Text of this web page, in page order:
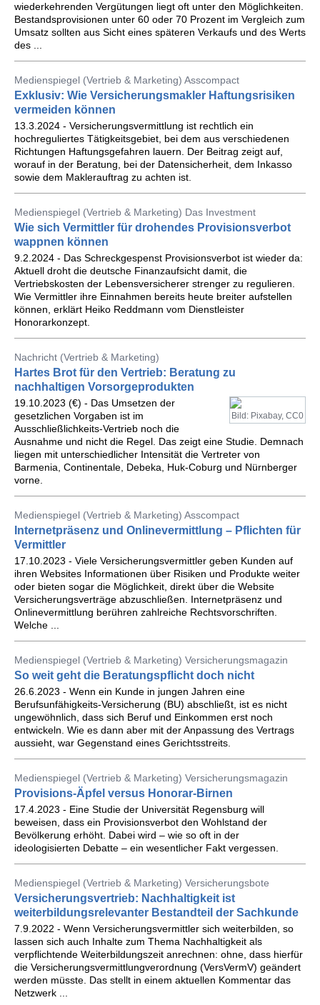
wiederkehrenden Vergütungen liegt oft unter den Möglichkeiten.
Bestandsprovisionen unter 60 oder 70 Prozent im Vergleich zum
Umsatz sollten aus Sicht eines späteren Verkaufs und des Werts
des ...
Medienspiegel (Vertrieb & Marketing) Asscompact
Exklusiv: Wie Versicherungsmakler Haftungsrisiken
vermeiden können
13.3.2024 - Versicherungsvermittlung ist rechtlich ein
hochreguliertes Tätigkeitsgebiet, bei dem aus verschiedenen
Richtungen Haftungsgefahren lauern. Der Beitrag zeigt auf,
worauf in der Beratung, bei der Datensicherheit, dem Inkasso
sowie dem Maklerauftrag zu achten ist.
Medienspiegel (Vertrieb & Marketing) Das Investment
Wie sich Vermittler für drohendes Provisionsverbot
wappnen können
9.2.2024 - Das Schreckgespenst Provisionsverbot ist wieder da:
Aktuell droht die deutsche Finanzaufsicht damit, die
Vertriebskosten der Lebensversicherer strenger zu regulieren.
Wie Vermittler ihre Einnahmen bereits heute breiter aufstellen
können, erklärt Heiko Reddmann vom Dienstleister
Honorarkonzept.
Nachricht (Vertrieb & Marketing)
Hartes Brot für den Vertrieb: Beratung zu
nachhaltigen Vorsorgeprodukten
Bild: Pixabay, CC0
19.10.2023 (€) - Das Umsetzen der
gesetzlichen Vorgaben ist im
Ausschließlichkeits-Vertrieb noch die
Ausnahme und nicht die Regel. Das zeigt eine Studie. Demnach
liegen mit unterschiedlicher Intensität die Vertreter von
Barmenia, Continentale, Debeka, Huk-Coburg und Nürnberger
vorne.
Medienspiegel (Vertrieb & Marketing) Asscompact
Internetpräsenz und Onlinevermittlung – Pflichten für
Vermittler
17.10.2023 - Viele Versicherungsvermittler geben Kunden auf
ihren Websites Informationen über Risiken und Produkte weiter
oder bieten sogar die Möglichkeit, direkt über die Website
Versicherungsverträge abzuschließen. Internetpräsenz und
Onlinevermittlung berühren zahlreiche Rechtsvorschriften.
Welche ...
Medienspiegel (Vertrieb & Marketing) Versicherungsmagazin
So weit geht die Beratungspflicht doch nicht
26.6.2023 - Wenn ein Kunde in jungen Jahren eine
Berufsunfähigkeits-Versicherung (BU) abschließt, ist es nicht
ungewöhnlich, dass sich Beruf und Einkommen erst noch
entwickeln. Wie es dann aber mit der Anpassung des Vertrags
aussieht, war Gegenstand eines Gerichtsstreits.
Medienspiegel (Vertrieb & Marketing) Versicherungsmagazin
Provisions-Äpfel versus Honorar-Birnen
17.4.2023 - Eine Studie der Universität Regensburg will
beweisen, dass ein Provisionsverbot den Wohlstand der
Bevölkerung erhöht. Dabei wird – wie so oft in der
ideologisierten Debatte – ein wesentlicher Fakt vergessen.
Medienspiegel (Vertrieb & Marketing) Versicherungsbote
Versicherungsvertrieb: Nachhaltigkeit ist
weiterbildungsrelevanter Bestandteil der Sachkunde
7.9.2022 - Wenn Versicherungsvermittler sich weiterbilden, so
lassen sich auch Inhalte zum Thema Nachhaltigkeit als
verpflichtende Weiterbildungszeit anrechnen: ohne, dass hierfür
die Versicherungsvermittlungverordnung (VersVermV) geändert
werden müsste. Das stellt in einem aktuellen Kommentar das
Netzwerk ...